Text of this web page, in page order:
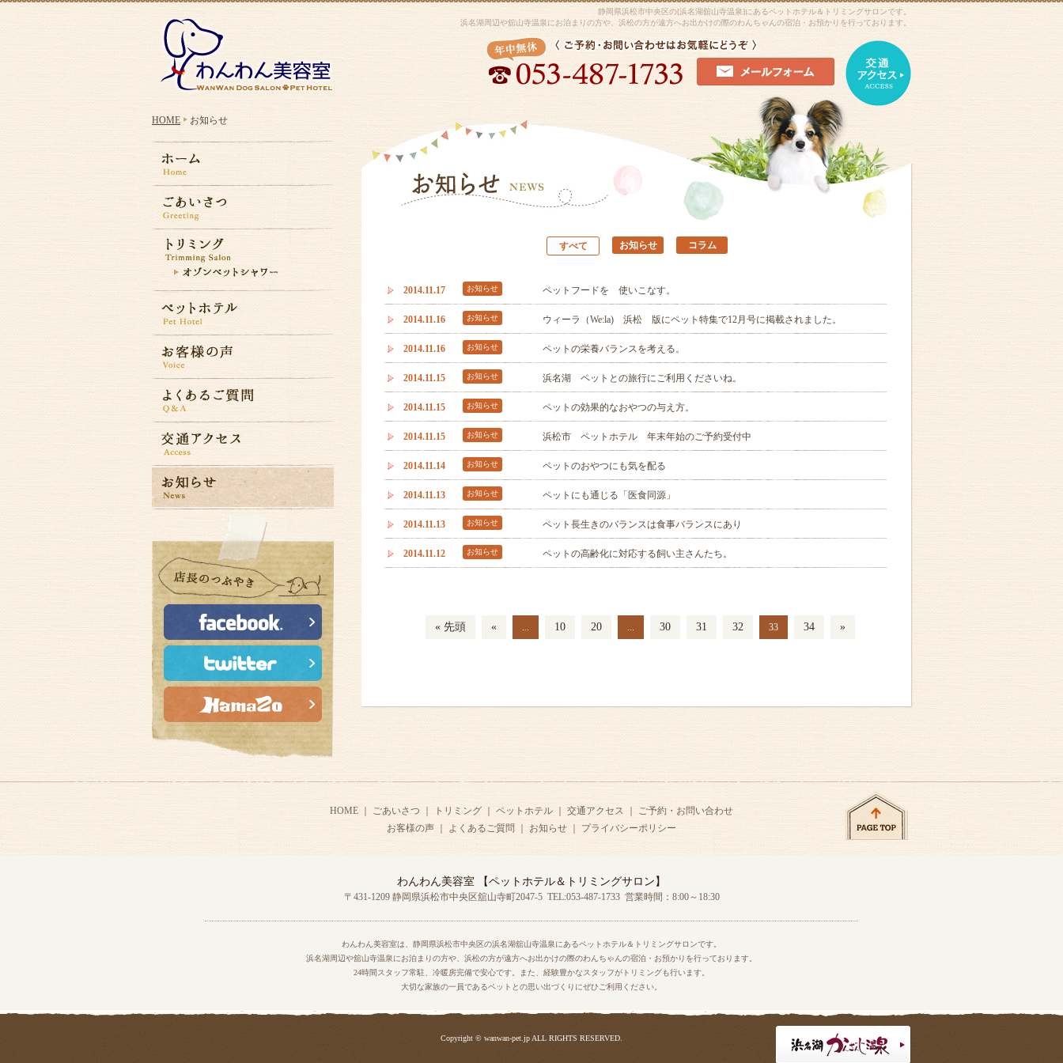
静岡県浜松市中央区の[浜名湖舘山寺温泉]にあるペットホテル＆トリミングサロンです。
浜名湖周辺や舘山寺温泉にお泊まりの方や、浜松の方が遠方へお出かけの際のわんちゃんの宿泊・お預かりを行っております。
すべて お知らせ コラム
2014.11.17 お知らせ ペットフードを 使いこなす。
2014.11.16 お知らせ ウィーラ（We:la) 浜松 版にペット特集で12月号に掲載されました。
2014.11.16 お知らせ ペットの栄養バランスを考える。
2014.11.15 お知らせ 浜名湖 ペットとの旅行にご利用くださいね。
2014.11.15 お知らせ ペットの効果的なおやつの与え方。
2014.11.15 お知らせ 浜松市 ペットホテル 年末年始のご予約受付中
2014.11.14 お知らせ ペットのおやつにも気を配る
2014.11.13 お知らせ ペットにも通じる「医食同源」
2014.11.13 お知らせ ペット長生きのバランスは食事バランスにあり
2014.11.12 お知らせ ペットの高齢化に対応する飼い主さんたち。
« 先頭 « ... 10 20 ... 30 31 32 33 34 »
HOME お知らせ
HOME ごあいさつ トリミング ｜ ペットホテル 交通アクセス ｜ ご予約・お問い合わせ
お客様の声
よくあるご質問 お知らせ プライバシーポリシー
わんわん美容室 【ペットホテル＆トリミングサロン】
〒431-1209 静岡県浜松市中央区舘山寺町2047-5 TEL:053-487-1733 営業時間：8:00～18:30
わんわん美容室は、静岡県浜松市中央区の浜名湖舘山寺温泉にあるペットホテル＆トリミングサロンです。
浜名湖周辺や舘山寺温泉にお泊まりの方や、浜松の方が遠方へお出かけの際のわんちゃんの宿泊・お預かりを行っております。
24時間スタッフ常駐、冷暖房完備で安心です。また、経験豊かなスタッフがトリミングも行います。
大切な家族の一員であるペットとの思い出づくりにぜひご利用ください。
Copyright © wanwan-pet.jp ALL RIGHTS RESERVED.